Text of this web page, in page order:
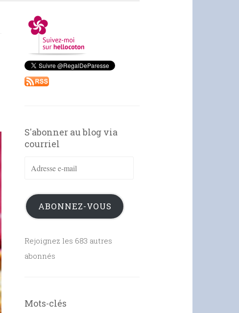
S'abonner au blog via
courriel
Adresse
mail
ABONNEZ-VOUS
Rejoignez les 683 autres
abonnés
Mots-clés